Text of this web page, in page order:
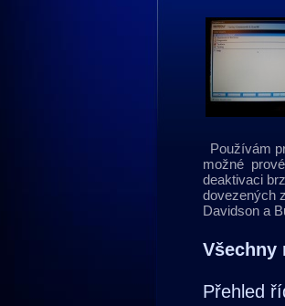
Používám
možné
deaktivaci
dovezených
Davidson a
Všechny
Přehled